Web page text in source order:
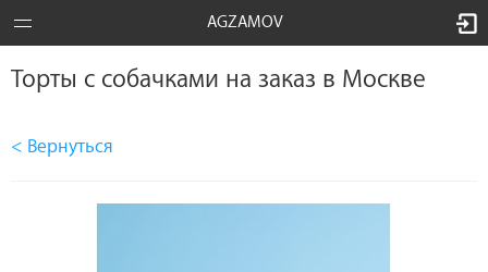
AGZAMOV
Торты с собачками на заказ в Москве
< Вернуться